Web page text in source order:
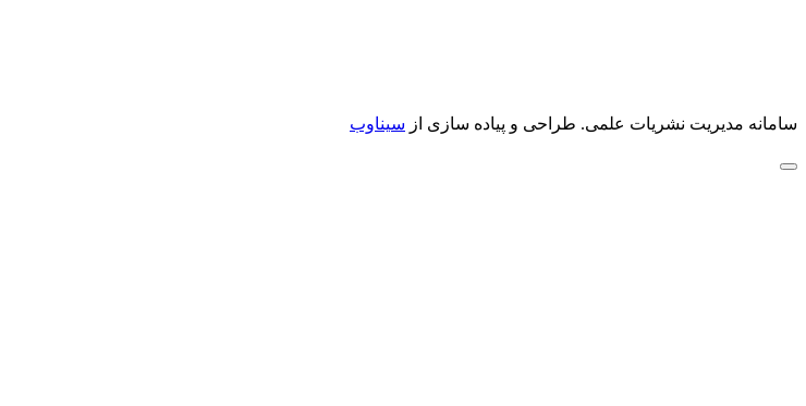
سامانه مدیریت نشریات علمی. طراحی و پیاده سازی از سیناوب